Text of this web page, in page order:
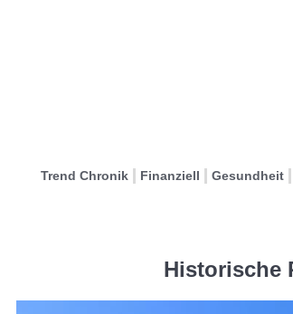
Trend Chronik Finanziell Gesundheit
Historische